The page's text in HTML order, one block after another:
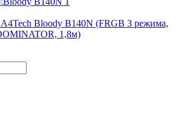
A4Tech Bloody B140N (FRGB 3 режима,
1,8м)